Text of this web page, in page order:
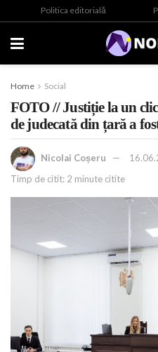
Politica editorială
Home Social
FOTO // Justiție la un
de judecată din țară a
Nicolai Coșeru
Timp de citit: 2 minute citite